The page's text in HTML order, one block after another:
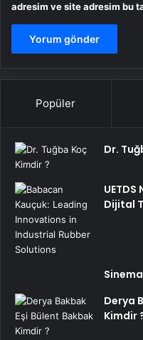
adresim ve site adresim bu
Popüler
Dr.
UETDS
Dijital
Derya
Kimdir